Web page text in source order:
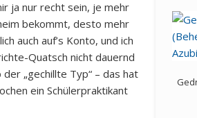
ja nur recht sein, je mehr
bekommt, desto mehr
auch auf’s Konto, und ich
Quatsch nicht dauernd
„gechillte Typ“ – das hat
ein Schülerpraktikant